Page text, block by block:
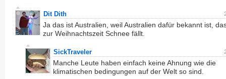
Dit Dith
Ja das ist Australien, weil Australien dafür bekannt ist,
zur Weihnachtszeit Schnee fällt.
SickTraveler
Manche Leute haben einfach keine Ahnung wie die
klimatischen bedingungen auf der Welt so sind.